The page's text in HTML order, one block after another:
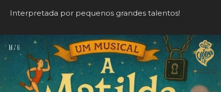
Interpretada por pequenos grandes talentos!